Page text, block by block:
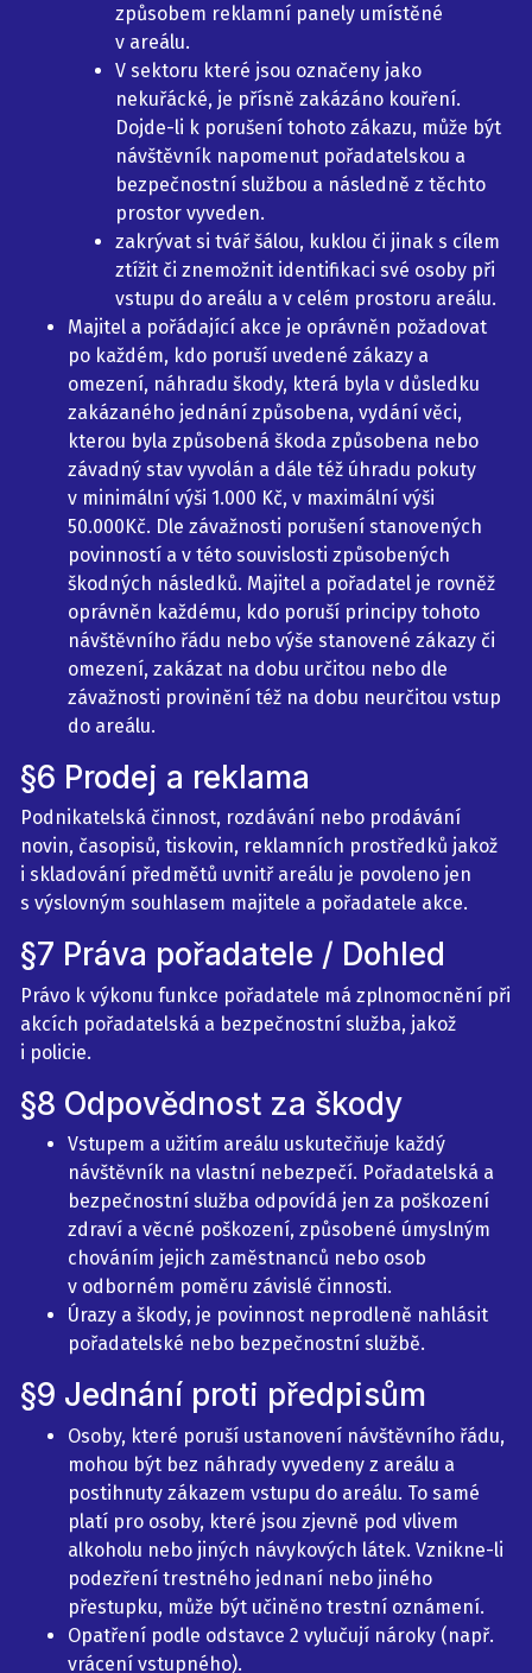
způsobem reklamní panely umístěné
v areálu.
V sektoru které jsou označeny jako
nekuřácké, je přísně zakázáno kouření.
Dojde-li k porušení tohoto zákazu, může být
návštěvník napomenut pořadatelskou a
bezpečnostní službou a následně z těchto
prostor vyveden.
zakrývat si tvář šálou, kuklou či jinak s cílem
ztížit či znemožnit identifikaci své osoby při
vstupu do areálu a v celém prostoru areálu.
Majitel a pořádající akce je oprávněn požadovat
po každém, kdo poruší uvedené zákazy a
omezení, náhradu škody, která byla v důsledku
zakázaného jednání způsobena, vydání věci,
kterou byla způsobená škoda způsobena nebo
závadný stav vyvolán a dále též úhradu pokuty
v minimální výši 1.000 Kč, v maximální výši
50.000Kč. Dle závažnosti porušení stanovených
povinností a v této souvislosti způsobených
škodných následků. Majitel a pořadatel je rovněž
oprávněn každému, kdo poruší principy tohoto
návštěvního řádu nebo výše stanovené zákazy či
omezení, zakázat na dobu určitou nebo dle
závažnosti provinění též na dobu neurčitou vstup
do areálu.
§6 Prodej a reklama
Podnikatelská činnost, rozdávání nebo prodávání
novin, časopisů, tiskovin, reklamních prostředků jakož
i skladování předmětů uvnitř areálu je povoleno jen
s výslovným souhlasem majitele a pořadatele akce.
§7 Práva pořadatele / Dohled
Právo k výkonu funkce pořadatele má zplnomocnění při
akcích pořadatelská a bezpečnostní služba, jakož
i policie.
§8 Odpovědnost za škody
Vstupem a užitím areálu uskutečňuje každý
návštěvník na vlastní nebezpečí. Pořadatelská a
bezpečnostní služba odpovídá jen za poškození
zdraví a věcné poškození, způsobené úmyslným
chováním jejich zaměstnanců nebo osob
v odborném poměru závislé činnosti.
Úrazy a škody, je povinnost neprodleně nahlásit
pořadatelské nebo bezpečnostní službě.
§9 Jednání proti předpisům
Osoby, které poruší ustanovení návštěvního řádu,
mohou být bez náhrady vyvedeny z areálu a
postihnuty zákazem vstupu do areálu. To samé
platí pro osoby, které jsou zjevně pod vlivem
alkoholu nebo jiných návykových látek. Vznikne-li
podezření trestného jednaní nebo jiného
přestupku, může být učiněno trestní oznámení.
Opatření podle odstavce 2 vylučují nároky (např.
vrácení vstupného).